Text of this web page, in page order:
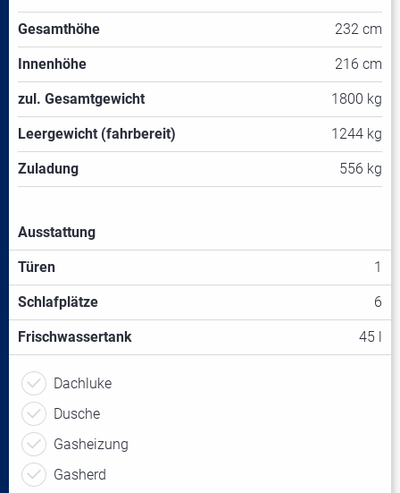
Gesamthöhe 232 cm
Innenhöhe 216 cm
zul. Gesamtgewicht 1800 kg
Leergewicht (fahrbereit) 1244 kg
Zuladung 556 kg
Ausstattung
Türen 1
Schlafplätze 6
Frischwassertank 45 l
Dachluke
Dusche
Gasheizung
Gasherd